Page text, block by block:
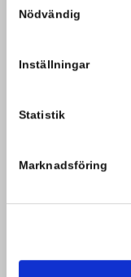
Nödvändig
Inställningar
Statistik
Marknadsföring
dema parkkirina
Dema ku
otomobîlê park
Ger